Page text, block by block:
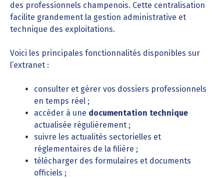
des professionnels champenois. Cette centralisation
facilite grandement la gestion administrative et
technique des exploitations.
Voici les principales fonctionnalités disponibles sur
l’extranet :
consulter et gérer vos dossiers professionnels
en temps réel ;
accéder à une documentation technique
actualisée régulièrement ;
suivre les actualités sectorielles et
réglementaires de la filière ;
télécharger des formulaires et documents
officiels ;